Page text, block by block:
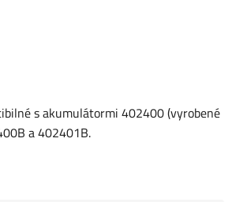
s akumulátormi 402400 (vyrobené
a 402401B.